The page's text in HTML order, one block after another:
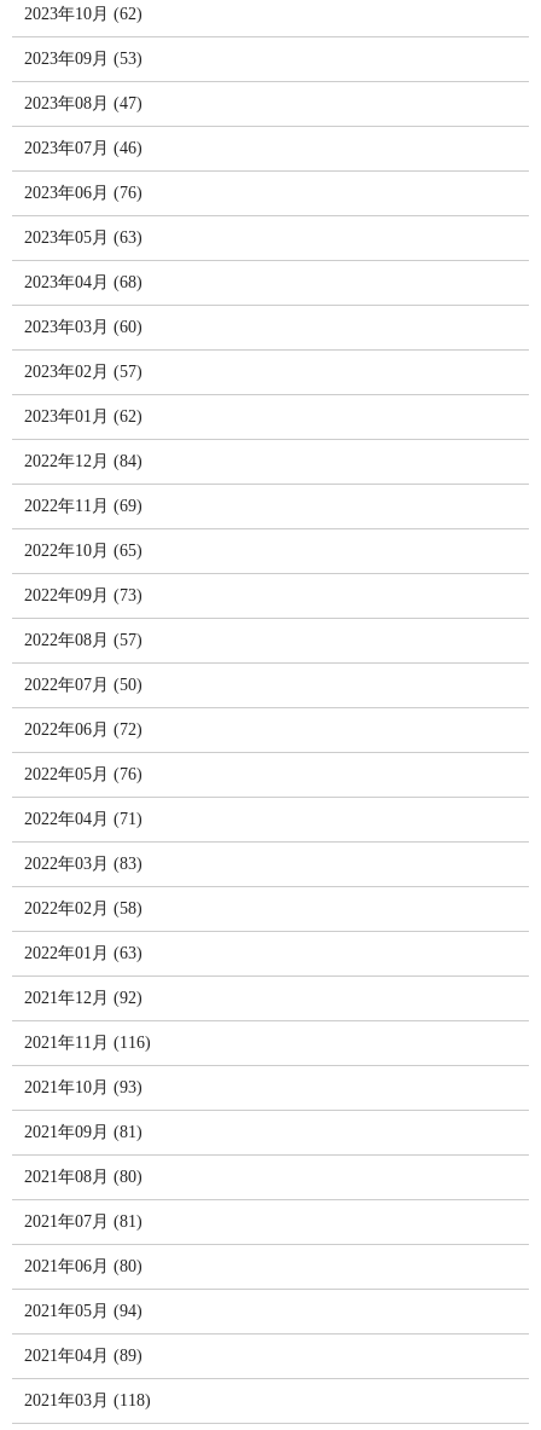
2023年10月 (62)
2023年09月 (53)
2023年08月 (47)
2023年07月 (46)
2023年06月 (76)
2023年05月 (63)
2023年04月 (68)
2023年03月 (60)
2023年02月 (57)
2023年01月 (62)
2022年12月 (84)
2022年11月 (69)
2022年10月 (65)
2022年09月 (73)
2022年08月 (57)
2022年07月 (50)
2022年06月 (72)
2022年05月 (76)
2022年04月 (71)
2022年03月 (83)
2022年02月 (58)
2022年01月 (63)
2021年12月 (92)
2021年11月 (116)
2021年10月 (93)
2021年09月 (81)
2021年08月 (80)
2021年07月 (81)
2021年06月 (80)
2021年05月 (94)
2021年04月 (89)
2021年03月 (118)